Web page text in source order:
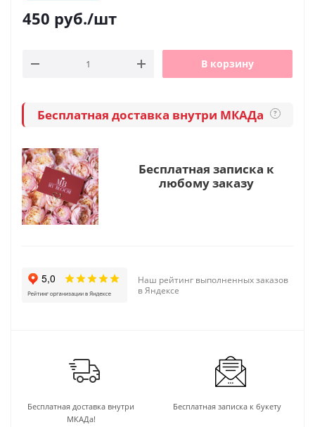
450 руб./шт
В корзину
Бесплатная доставка внутри МКАДа ?
Бесплатная записка к
любому заказу
Наш рейтинг выполненных заказов
в Яндексе
Бесплатная доставка внутри
МКАДа!
Бесплатная записка к букету